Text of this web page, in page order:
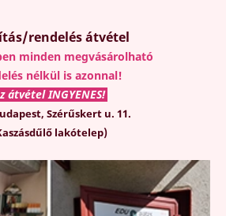
rendelés átvétel
minden megvásárolható
nélkül is azonnal!
átvétel INGYENES!
Szérűskert u. 11.
lakótelep)